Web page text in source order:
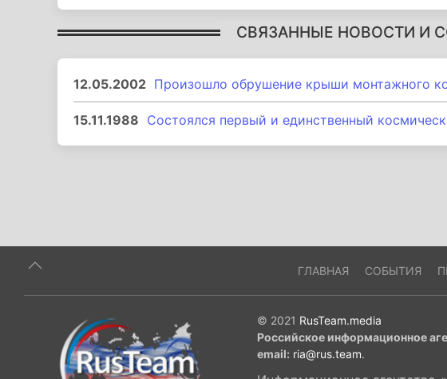
СВЯЗАННЫЕ НОВОСТИ И
12.05.2002 Произошло обрушение крыши монтажного
15.11.1988 Состоялся первый и единственный
ГЛАВНАЯ СОБЫТИЯ
© 2021 RusTeam.media
Российское информационное
email: ria@rus.team.